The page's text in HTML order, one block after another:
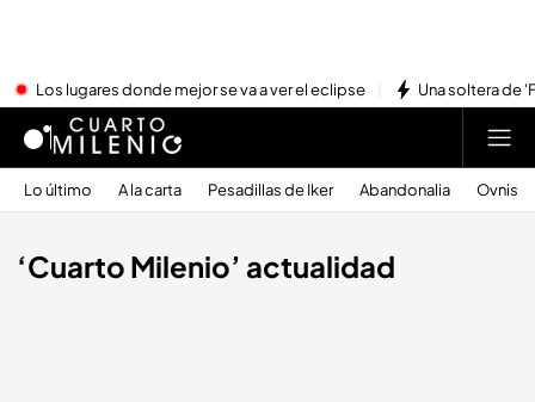
Los lugares donde mejor se va a ver el eclipse Una soltera de
Lo último A la carta Pesadillas de Iker Abandonalia Ovnis
‘Cuarto Milenio’ actualidad